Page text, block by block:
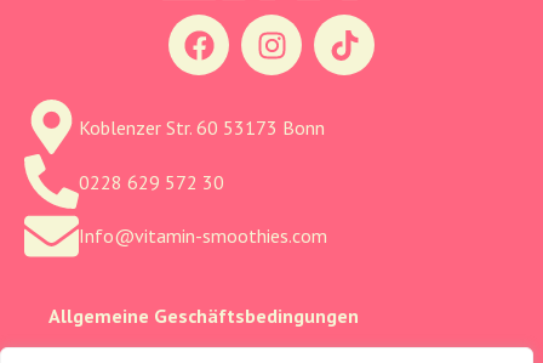
Koblenzer Str. 60 53173 Bonn
0228 629 572 30
Info@vitamin-smoothies.com
Allgemeine Geschäftsbedingungen